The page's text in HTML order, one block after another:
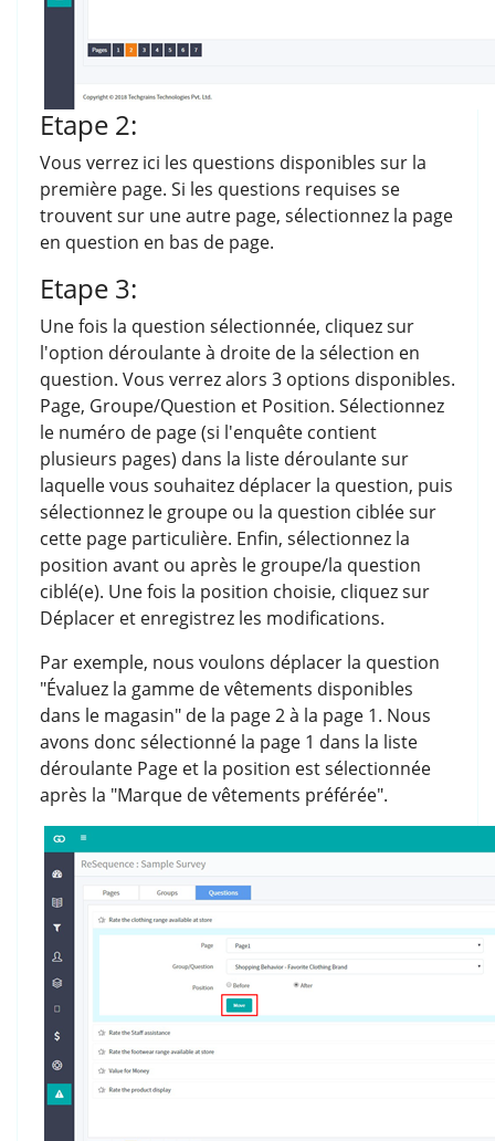
Etape 2:
Vous verrez ici les questions disponibles sur la
première page. Si les questions requises se
trouvent sur une autre page, sélectionnez la page
en question en bas de page.
Etape 3:
Une fois la question sélectionnée, cliquez sur
l'option déroulante à droite de la sélection en
question. Vous verrez alors 3 options disponibles.
Page, Groupe/Question et Position. Sélectionnez
le numéro de page (si l'enquête contient
plusieurs pages) dans la liste déroulante sur
laquelle vous souhaitez déplacer la question, puis
sélectionnez le groupe ou la question ciblée sur
cette page particulière. Enfin, sélectionnez la
position avant ou après le groupe/la question
ciblé(e). Une fois la position choisie, cliquez sur
Déplacer et enregistrez les modifications.
Par exemple, nous voulons déplacer la question
"Évaluez la gamme de vêtements disponibles
dans le magasin" de la page 2 à la page 1. Nous
avons donc sélectionné la page 1 dans la liste
déroulante Page et la position est sélectionnée
après la "Marque de vêtements préférée".